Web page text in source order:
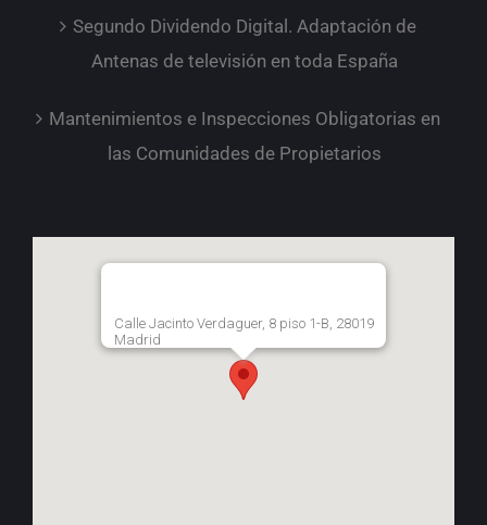
Segundo Dividendo Digital. Adaptación de
Antenas de televisión en toda España
Mantenimientos e Inspecciones Obligatorias en
las Comunidades de Propietarios
Calle Jacinto Verdaguer, 8 piso 1-B, 28019
Madrid